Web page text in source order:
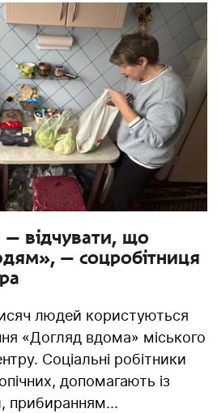
відчувати, що
— соцробітниця
людей користуються
«Догляд вдома» міського
Соціальні робітники
допомагають із
прибиранням...